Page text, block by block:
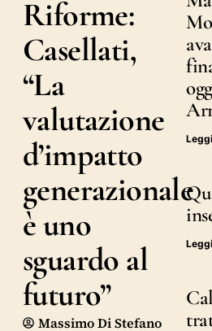
Riforme:
Casellati,
“La
valutazione
d’impatto
generazionale
è uno
sguardo al
futuro”
Massimo Di Stefano